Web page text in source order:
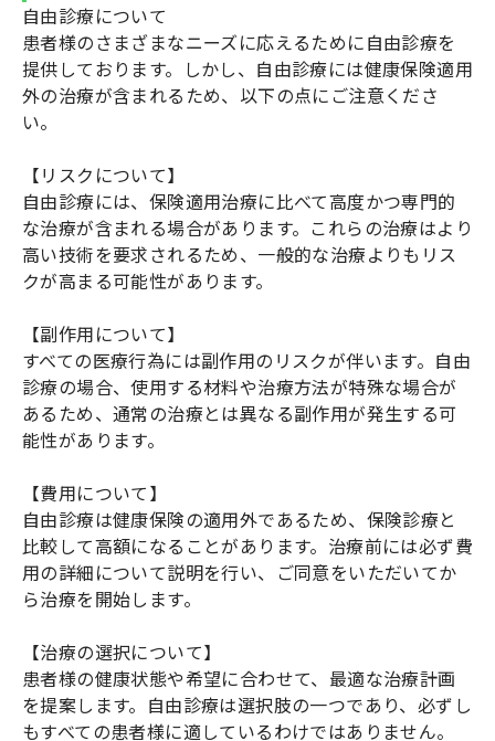
自由診療について
患者様のさまざまなニーズに応えるために自由診療を
提供しております。しかし、自由診療には健康保険適用
外の治療が含まれるため、以下の点にご注意くださ
い。
【リスクについて】
自由診療には、保険適用治療に比べて高度かつ専門的
な治療が含まれる場合があります。これらの治療はより
高い技術を要求されるため、一般的な治療よりもリス
クが高まる可能性があります。
【副作用について】
すべての医療行為には副作用のリスクが伴います。自由
診療の場合、使用する材料や治療方法が特殊な場合が
あるため、通常の治療とは異なる副作用が発生する可
能性があります。
【費用について】
自由診療は健康保険の適用外であるため、保険診療と
比較して高額になることがあります。治療前には必ず費
用の詳細について説明を行い、ご同意をいただいてか
ら治療を開始します。
【治療の選択について】
患者様の健康状態や希望に合わせて、最適な治療計画
を提案します。自由診療は選択肢の一つであり、必ずし
もすべての患者様に適しているわけではありません。